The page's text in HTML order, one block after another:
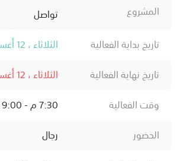
المشروع
تواصل
تاريخ بداية الفعالية
الثلاثاء ، 12 أغسطس ، 2025
تاريخ نهاية الفعالية
الثلاثاء ، 12 أغسطس ، 2025
وقت الفعالية
7:30 م - 9:00 م
الحضور
رجال